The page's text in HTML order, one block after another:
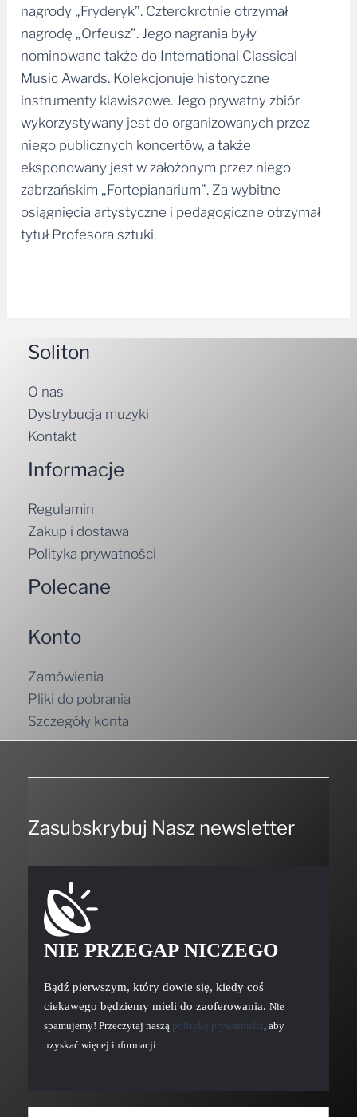
nagrody „Fryderyk”. Czterokrotnie otrzymał
nagrodę „Orfeusz”. Jego nagrania były
nominowane także do International Classical
Music Awards. Kolekcjonuje historyczne
instrumenty klawiszowe. Jego prywatny zbiór
wykorzystywany jest do organizowanych przez
niego publicznych koncertów, a także
eksponowany jest w założonym przez niego
zabrzańskim „Fortepianarium”. Za wybitne
osiągnięcia artystyczne i pedagogiczne otrzymał
tytuł Profesora sztuki.
Soliton
O nas
Dystrybucja muzyki
Kontakt
Informacje
Regulamin
Zakup i dostawa
Polityka prywatności
Polecane
Konto
Zamówienia
Pliki do pobrania
Szczegóły konta
Zasubskrybuj Nasz newsletter
NIE PRZEGAP NICZEGO
Bądź pierwszym, który dowie się, kiedy coś
ciekawego będziemy mieli do zaoferowania. Nie
spamujemy! Przeczytaj naszą politykę prywatności , aby
uzyskać więcej informacji.